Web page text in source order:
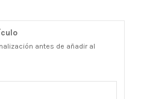
antes de añadir al